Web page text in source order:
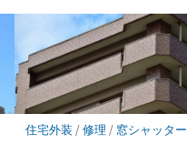
住宅外装 /修理/窓シャッター